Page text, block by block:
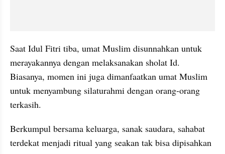
Saat Idul Fitri tiba, umat Muslim disunnahkan untuk
merayakannya dengan melaksanakan sholat Id.
Biasanya, momen ini juga dimanfaatkan umat Muslim
untuk menyambung silaturahmi dengan orang-orang
terkasih.
Berkumpul bersama keluarga, sanak saudara, sahabat
terdekat menjadi ritual yang seakan tak bisa dipisahkan